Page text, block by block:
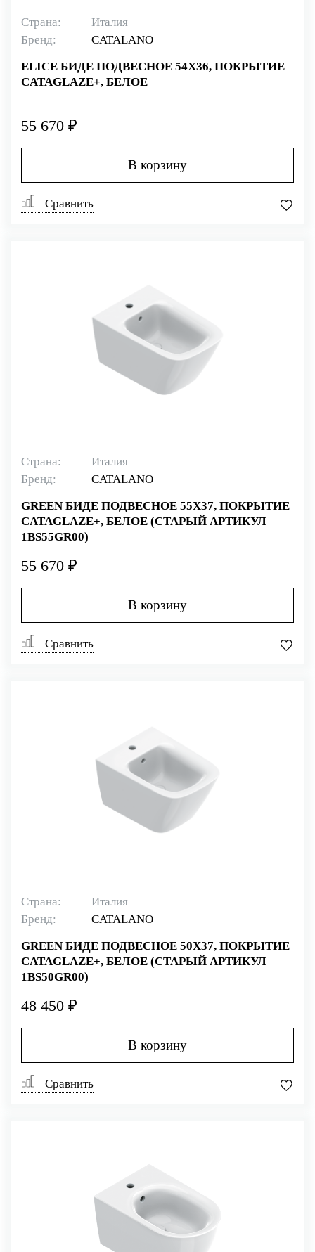
Страна:
Италия
Бренд:
CATALANO
ELICE БИДЕ ПОДВЕСНОЕ 54Х36, ПОКРЫТИЕ
CATAGLAZE+, БЕЛОЕ
55 670 ₽
В корзину
Сравнить
Страна:
Италия
Бренд:
CATALANO
GREEN БИДЕ ПОДВЕСНОЕ 55Х37, ПОКРЫТИЕ
CATAGLAZE+, БЕЛОЕ (СТАРЫЙ АРТИКУЛ
1BS55GR00)
55 670 ₽
В корзину
Сравнить
Страна:
Италия
Бренд:
CATALANO
GREEN БИДЕ ПОДВЕСНОЕ 50Х37, ПОКРЫТИЕ
CATAGLAZE+, БЕЛОЕ (СТАРЫЙ АРТИКУЛ
1BS50GR00)
48 450 ₽
В корзину
Сравнить